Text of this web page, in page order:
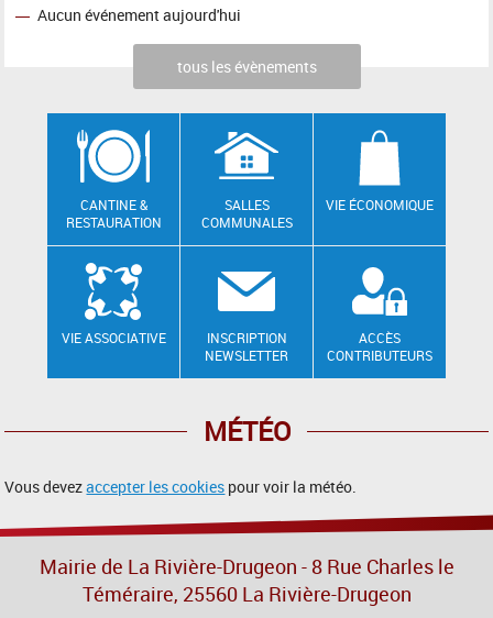
Aucun événement aujourd'hui
tous les évènements
CANTINE &
RESTAURATION
SALLES
COMMUNALES
VIE ÉCONOMIQUE
VIE ASSOCIATIVE
INSCRIPTION
NEWSLETTER
ACCÈS
CONTRIBUTEURS
MÉTÉO
Vous devezaccepter les cookies pour voir la météo.
Mairie de La Rivière-Drugeon - 8 Rue Charles le
Téméraire, 25560 La Rivière-Drugeon